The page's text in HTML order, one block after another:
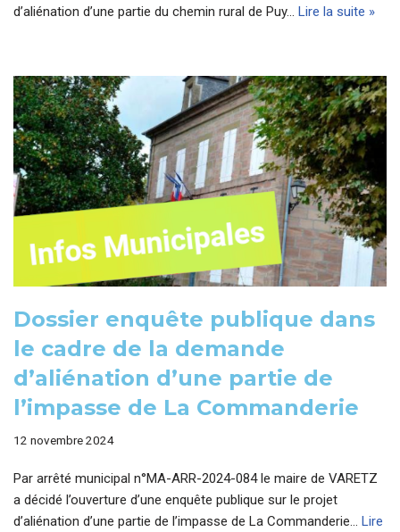
d’aliénation d’une partie du chemin rural de Puy… Lire la suite »
Dossier enquête publique dans
le cadre de la demande
d’aliénation d’une partie de
l’impasse de La Commanderie
12 novembre 2024
Par arrêté municipal n°MA-ARR-2024-084 le maire de VARETZ
a décidé l’ouverture d’une enquête publique sur le projet
d’aliénation d’une partie de l’impasse de La Commanderie… Lire